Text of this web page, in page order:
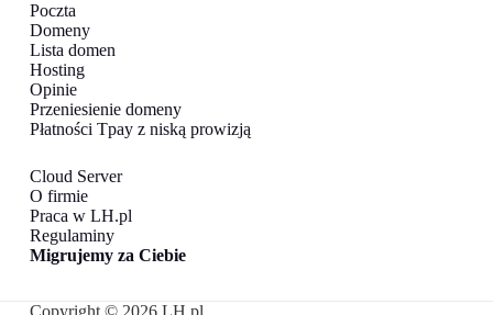
Poczta
Domeny
Lista domen
Hosting
Opinie
Przeniesienie domeny
Płatności Tpay z niską prowizją
Cloud Server
O firmie
Praca w LH.pl
Regulaminy
Migrujemy za Ciebie
Copyright © 2026 LH.pl